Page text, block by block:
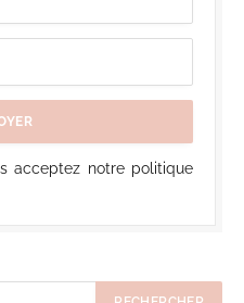
acceptez notre politique